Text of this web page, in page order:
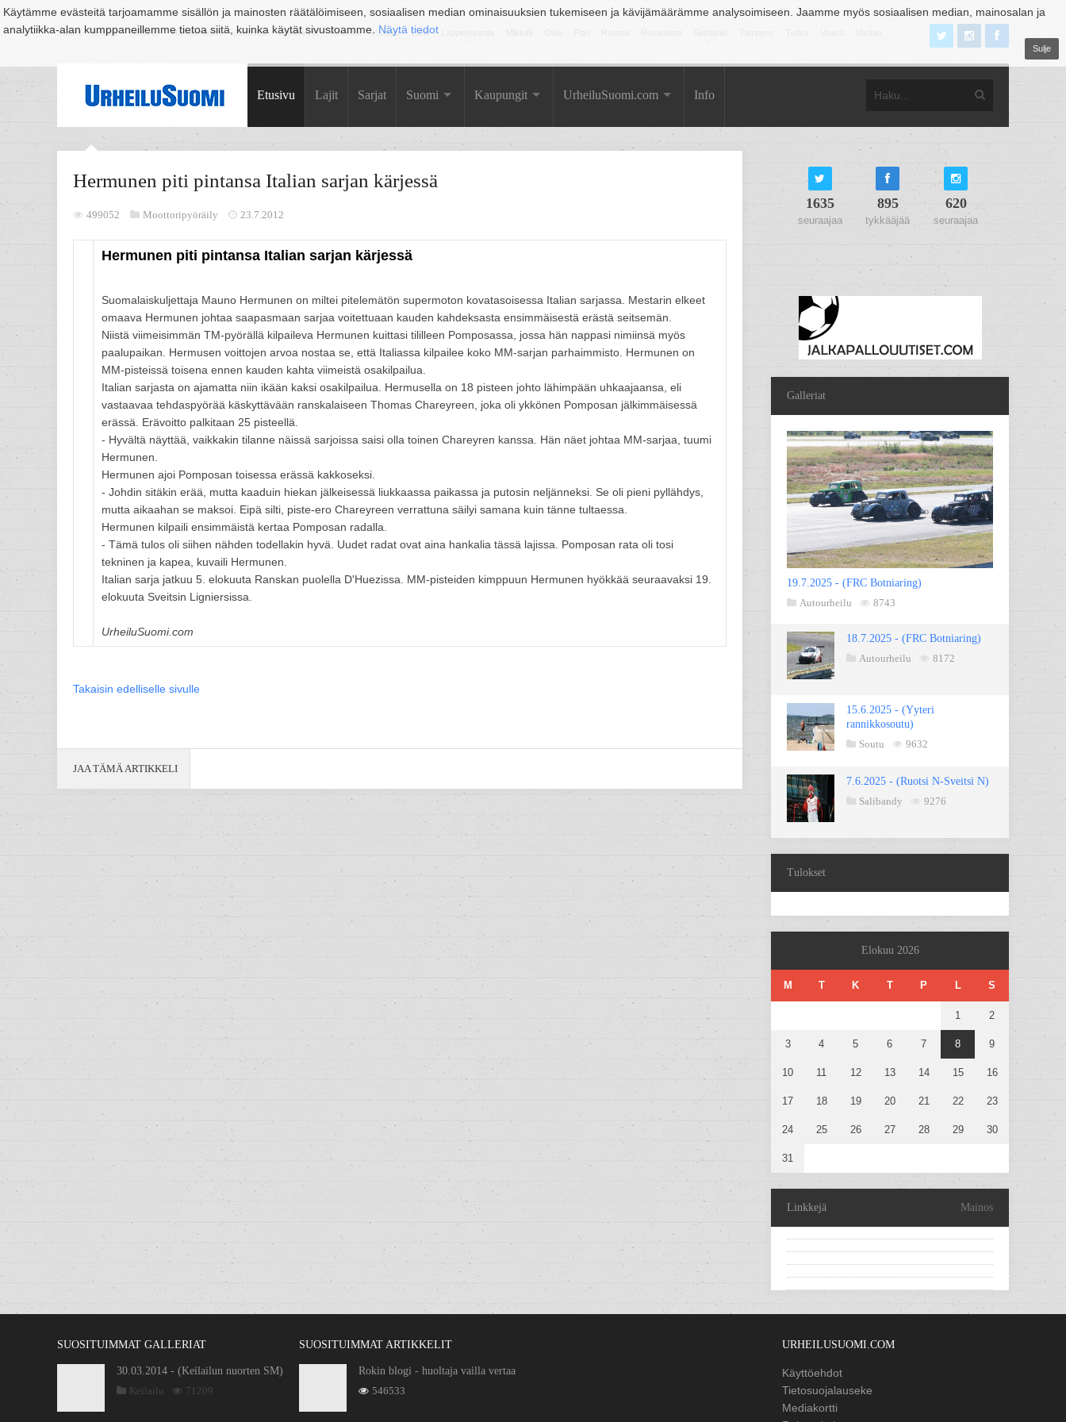
Käytämme evästeitä tarjoamamme sisällön ja mainosten räätälöimiseen, sosiaalisen median ominaisuuksien tukemiseen ja kävijämäärämme analysoimiseen. Jaamme myös sosiaalisen median, mainosalan ja
analytiikka-alan kumppaneillemme tietoa siitä, kuinka käytät sivustoamme. Näytä tiedot
Sulje
Suomi Espoo Helsinki Hämeenlinna Joensuu Jyväskylä Kouvola Kuopio Lahti
Etusivu Lajit Sarjat Suomi Kaupungit UrheiluSuomi.com Info
Hermunen piti pintansa Italian sarjan kärjessä
499052 Moottoripyöräily 23.7.2012
Hermunen piti pintansa Italian sarjan kärjessä
Suomalaiskuljettaja Mauno Hermunen on miltei pitelemätön supermoton kovatasoisessa Italian sarjassa. Mestarin elkeet
omaava Hermunen johtaa saapasmaan sarjaa voitettuaan kauden kahdeksasta ensimmäisestä erästä seitsemän.
Niistä viimeisimmän TM-pyörällä kilpaileva Hermunen kuittasi tililleen Pomposassa, jossa hän nappasi nimiinsä myös
paalupaikan. Hermusen voittojen arvoa nostaa se, että Italiassa kilpailee koko MM-sarjan parhaimmisto. Hermunen on
MM-pisteissä toisena ennen kauden kahta viimeistä osakilpailua.
Italian sarjasta on ajamatta niin ikään kaksi osakilpailua. Hermusella on 18 pisteen johto lähimpään uhkaajaansa, eli
vastaavaa tehdaspyörää käskyttävään ranskalaiseen Thomas Chareyreen, joka oli ykkönen Pomposan jälkimmäisessä
erässä. Erävoitto palkitaan 25 pisteellä.
- Hyvältä näyttää, vaikkakin tilanne näissä sarjoissa saisi olla toinen Chareyren kanssa. Hän näet johtaa MM-sarjaa, tuumi
Hermunen.
Hermunen ajoi Pomposan toisessa erässä kakkoseksi.
- Johdin sitäkin erää, mutta kaaduin hiekan jälkeisessä liukkaassa paikassa ja putosin neljänneksi. Se oli pieni pyllähdys,
mutta aikaahan se maksoi. Eipä silti, piste-ero Chareyreen verrattuna säilyi samana kuin tänne tultaessa.
Hermunen kilpaili ensimmäistä kertaa Pomposan radalla.
- Tämä tulos oli siihen nähden todellakin hyvä. Uudet radat ovat aina hankalia tässä lajissa. Pomposan rata oli tosi
tekninen ja kapea, kuvaili Hermunen.
Italian sarja jatkuu 5. elokuuta Ranskan puolella D'Huezissa. MM-pisteiden kimppuun Hermunen hyökkää seuraavaksi 19.
elokuuta Sveitsin Ligniersissa.
UrheiluSuomi.com
Takaisin edelliselle sivulle
JAA TÄMÄ ARTIKKELI
1635
seuraajaa
895
tykkääjää
620
seuraajaa
Galleriat
19.7.2025 - (FRC Botniaring)
Autourheilu
8743
18.7.2025 - (FRC Botniaring)
Autourheilu
8172
15.6.2025 - (Yyteri
rannikkosoutu)
Soutu
9632
7.6.2025 - (Ruotsi N-Sveitsi N)
Salibandy
9276
Tulokset
Elokuu 2026
M T K T P L S
1 2
3 4 5 6 7 8 9
10 11 12 13 14 15 16
17 18 19 20 21 22 23
24 25 26 27 28 29 30
31
Linkkejä Mainos
SUOSITUIMMAT GALLERIAT
30.03.2014 - (Keilailun nuorten SM)
Keilailu
71209
SUOSITUIMMAT ARTIKKELIT
Rokin blogi - huoltaja vailla vertaa
546533
URHEILUSUOMI.COM
Käyttöehdot
Tietosuojalauseke
Mediakortti